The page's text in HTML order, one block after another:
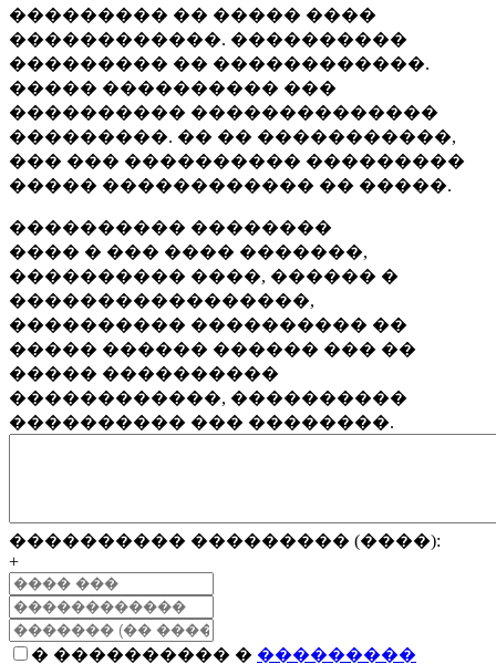
��������� �� ����� ����
������������. ����������
��������� �� ������������.
����� ���������� ���
���������� ��������������
���������. �� �� �����������,
��� ��� ���������� ���������
����� ������������ �� �����.
���������� ��������
���� � ��� ���� �������,
���������� ����, ������ �
�����������������,
���������� ���������� ��
����� ������ ������ ��� ��
����� ����������
������������, ����������
���������� ��� ��������.
���������� ��������� (����):
+
� ���������� � ���������